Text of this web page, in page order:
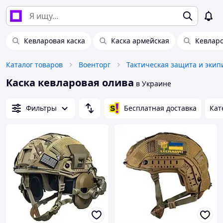
Кевларовая каска Каска армейская
Каталог товаров Военторг Тактическая защита и
Каска кевларовая олива в Украине
Фильтры Бесплатная доставка